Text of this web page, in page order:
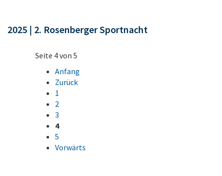
2025 | 2. Rosenberger Sportnacht
Seite 4 von 5
Anfang
Zurück
1
2
3
4
5
Vorwärts